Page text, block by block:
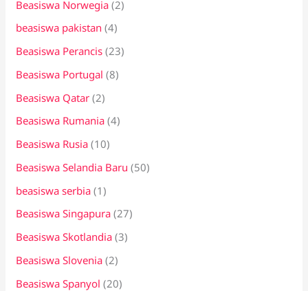
Beasiswa Norwegia (2)
beasiswa pakistan (4)
Beasiswa Perancis (23)
Beasiswa Portugal (8)
Beasiswa Qatar (2)
Beasiswa Rumania (4)
Beasiswa Rusia (10)
Beasiswa Selandia Baru (50)
beasiswa serbia (1)
Beasiswa Singapura (27)
Beasiswa Skotlandia (3)
Beasiswa Slovenia (2)
Beasiswa Spanyol (20)